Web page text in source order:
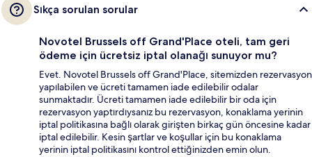
Sıkça sorulan sorular
Novotel Brussels off Grand'Place oteli, tam geri
ödeme için ücretsiz iptal olanağı sunuyor mu?
Evet. Novotel Brussels off Grand'Place, sitemizden rezervasyon
yapılabilen ve ücreti tamamen iade edilebilir odalar
sunmaktadır. Ücreti tamamen iade edilebilir bir oda için
rezervasyon yaptırdıysanız bu rezervasyon, konaklama yerinin
iptal politikasına bağlı olarak girişten birkaç gün öncesine kadar
iptal edilebilir. Kesin şartlar ve koşullar için bu konaklama
yerinin iptal politikasını kontrol ettiğinizden emin olun.